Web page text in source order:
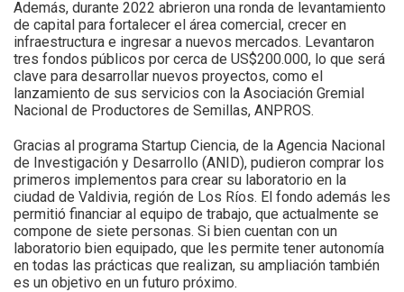
Además, durante 2022 abrieron una ronda de levantamiento
de capital para fortalecer el área comercial, crecer en
infraestructura e ingresar a nuevos mercados. Levantaron
tres fondos públicos por cerca de US$200.000, lo que será
clave para desarrollar nuevos proyectos, como el
lanzamiento de sus servicios con la Asociación Gremial
Nacional de Productores de Semillas, ANPROS.
Gracias al programa Startup Ciencia, de la Agencia Nacional
de Investigación y Desarrollo (ANID), pudieron comprar los
primeros implementos para crear su laboratorio en la
ciudad de Valdivia, región de Los Ríos. El fondo además les
permitió financiar al equipo de trabajo, que actualmente se
compone de siete personas. Si bien cuentan con un
laboratorio bien equipado, que les permite tener autonomía
en todas las prácticas que realizan, su ampliación también
es un objetivo en un futuro próximo.